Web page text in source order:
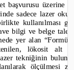
başvurusu üzerine
sadece lazer
kullanılması
bilgi ve belge ta
yer alan
lökosit alt
tekniğinin
ölçülmesi